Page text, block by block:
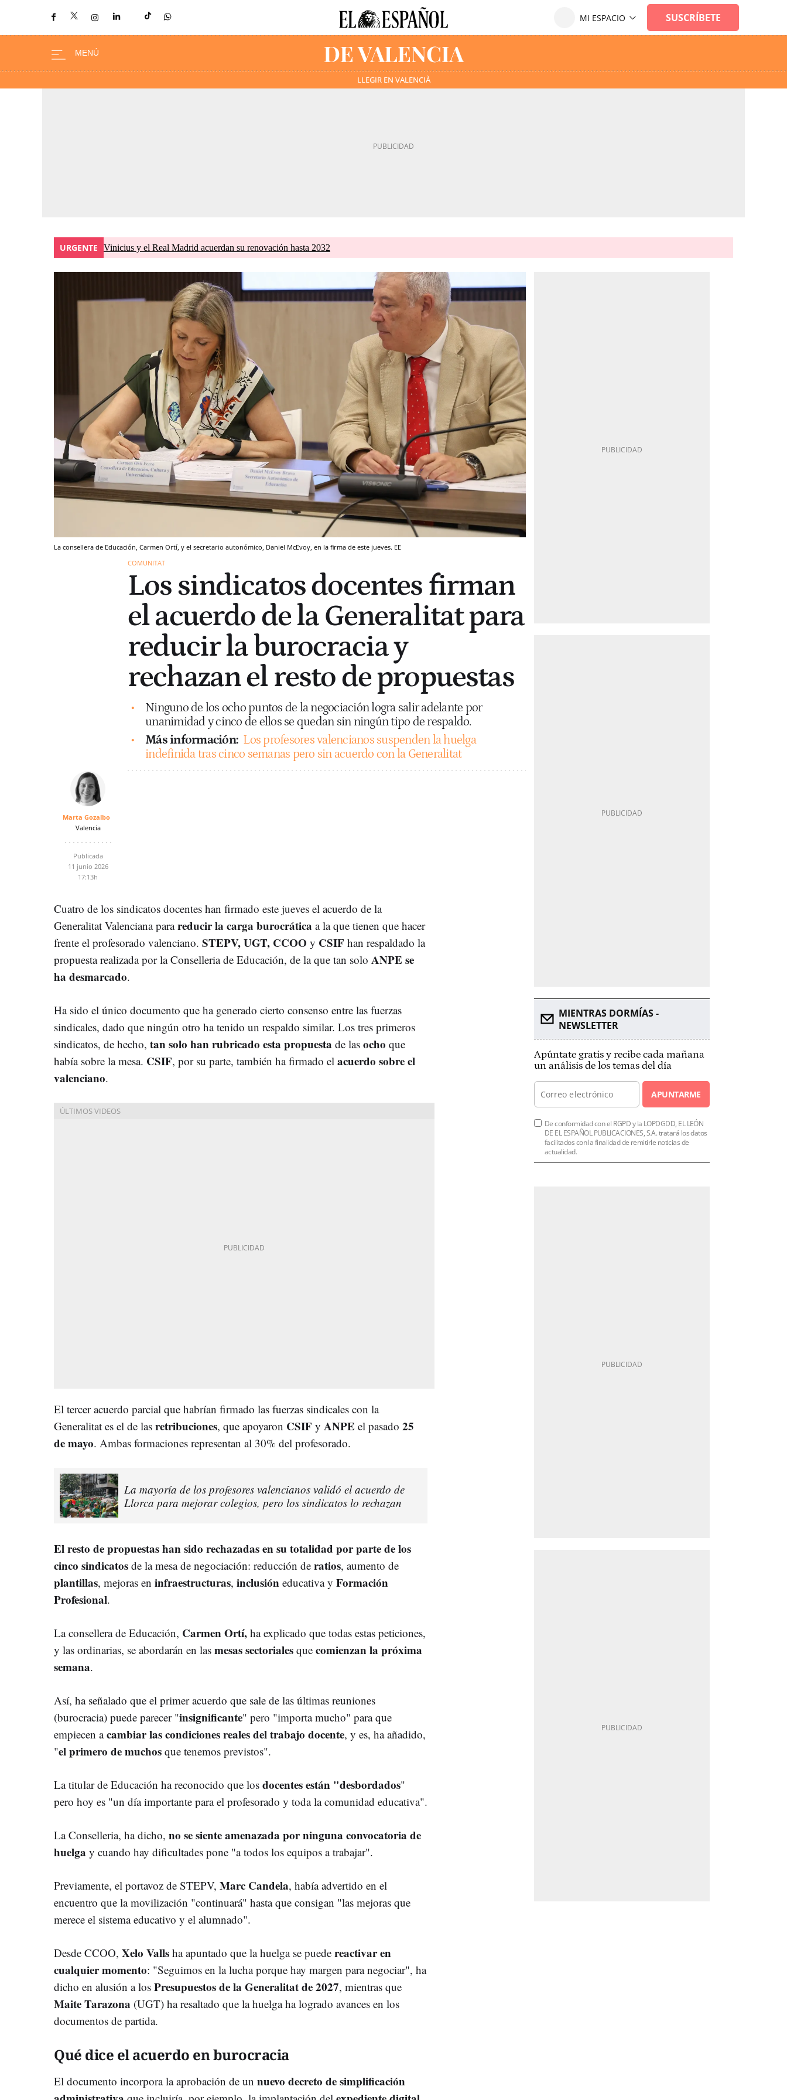
LLEGIR EN VALENCIÀ
URGENTE Vinicius y el Real Madrid acuerdan su renovación hasta 2032
La consellera de Educación, Carmen Ortí, y el secretario autonómico, Daniel McEvoy, en la firma de este jueves. EE
COMUNITAT
Los sindicatos docentes firman
el acuerdo de la Generalitat para
reducir la burocracia y
rechazan el resto de propuestas
Ninguno de los ocho puntos de la negociación logra salir adelante por
unanimidad y cinco de ellos se quedan sin ningún tipo de respaldo.
Más información: Los profesores valencianos suspenden la huelga
indefinida tras cinco semanas pero sin acuerdo con la Generalitat
Marta Gozalbo
Valencia
Publicada
11 junio 2026
17:13h
Cuatro de los sindicatos docentes han firmado este jueves el acuerdo de la
Generalitat Valenciana parareducir la carga burocrática a la que tienen que hacer
frente el profesorado valenciano. STEPV, UGT, CCOO y CSIF han respaldado la
propuesta realizada por la Conselleria de Educación, de la que tan solo ANPE se
ha desmarcado.
Ha sido el único documento que ha generado cierto consenso entre las fuerzas
sindicales, dado que ningún otro ha tenido un respaldo similar. Los tres primeros
sindicatos, de hecho, tan solo han rubricado esta propuesta de las ocho que
había sobre la mesa. CSIF, por su parte, también ha firmado el acuerdo sobre el
valenciano.
El tercer acuerdo parcial que habrían firmado las fuerzas sindicales con la
Generalitat es el de las retribuciones, que apoyaron CSIF y ANPE el pasado 25
de mayo. Ambas formaciones representan al 30% del profesorado.
La mayoría de los profesores valencianos validó el acuerdo de
Llorca para mejorar colegios, pero los sindicatos lo rechazan
El resto de propuestas han sido rechazadas en su totalidad por parte de los
cinco sindicatos de la mesa de negociación: reducción de ratios, aumento de
plantillas, mejoras en infraestructuras, inclusión educativa y Formación
Profesional.
La consellera de Educación, Carmen Ortí, ha explicado que todas estas peticiones,
y las ordinarias, se abordarán en las mesas sectoriales que comienzan la próxima
semana.
Así, ha señalado que el primer acuerdo que sale de las últimas reuniones
(burocracia) puede parecer "insignificante" pero "importa mucho" para que
empiecen acambiar las condiciones reales del trabajo docente, y es, ha añadido,
"el primero de muchos que tenemos previstos".
La titular de Educación ha reconocido que los docentes están "desbordados"
pero hoy es "un día importante para el profesorado y toda la comunidad educativa".
La Conselleria, ha dicho, no se siente amenazada por ninguna convocatoria de
huelga y cuando hay dificultades pone "a todos los equipos a trabajar".
Previamente, el portavoz de STEPV, Marc Candela, había advertido en el
encuentro que la movilización "continuará" hasta que consigan "las mejoras que
merece el sistema educativo y el alumnado".
Desde CCOO, Xelo Valls ha apuntado que la huelga se puede reactivar en
cualquier momento: "Seguimos en la lucha porque hay margen para negociar", ha
dicho en alusión a los Presupuestos de la Generalitat de 2027, mientras que
Maite Tarazona (UGT) ha resaltado que la huelga ha logrado avances en los
documentos de partida.
Qué dice el acuerdo en burocracia
El documento incorpora la aprobación de un nuevo decreto de simplificación
MIENTRAS DORMÍAS -
NEWSLETTER
Apúntate gratis y recibe cada mañana
un análisis de los temas del día
APUNTARME
De conformidad con el RGPD y la LOPDGDD, EL LEÓN
DE EL ESPAÑOL PUBLICACIONES, S.A. tratará los datos
facilitados con la finalidad de remitirle noticias de
actualidad.